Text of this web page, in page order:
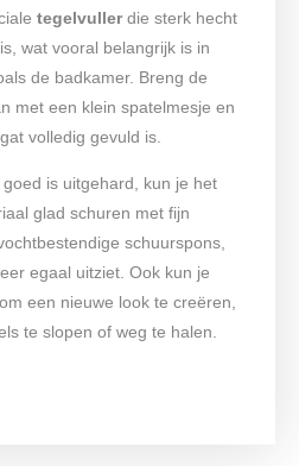
tegelvullerdie sterk hecht
wat vooral belangrijk is in
de badkamer. Breng de
met een klein spatelmesje en
volledig gevuld is.
is uitgehard, kun je het
glad schuren met fijn
schuurspons,
egaal uitziet. Ook kun je
een nieuwe look te creëren,
te slopen of weg te halen.